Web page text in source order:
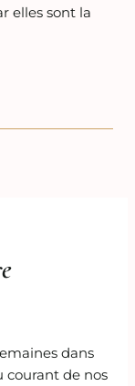
elles sont la
dans
courant de nos